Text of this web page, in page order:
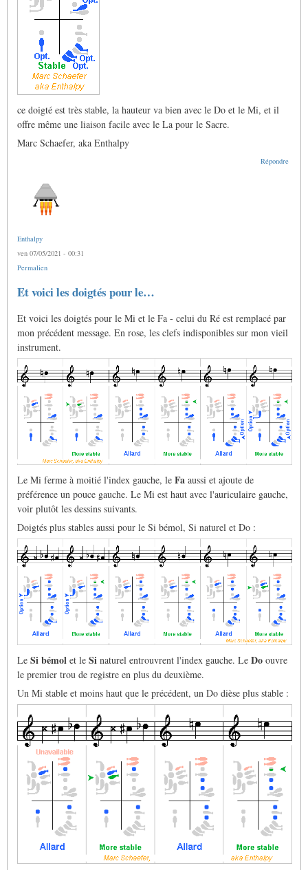
ce doigté est très stable, la hauteur va bien avec le Do et le Mi, et il
offre même une liaison facile avec le La pour le Sacre.
Marc Schaefer, aka Enthalpy
Répondre
Enthalpy
ven 07/05/2021 - 00:31
Permalien
Et voici les doigtés pour le…
Et voici les doigtés pour le Mi et le Fa - celui du Ré est remplacé par
mon précédent message. En rose, les clefs indisponibles sur mon vieil
instrument.
Le Mi ferme à moitié l'index gauche, le Fa aussi et ajoute de
préférence un pouce gauche. Le Mi est haut avec l'auriculaire gauche,
voir plutôt les dessins suivants.
Doigtés plus stables aussi pour le Si bémol, Si naturel et Do :
Le Si bémol et le Si naturel entrouvrent l'index gauche. Le Do ouvre
le premier trou de registre en plus du deuxième.
Un Mi stable et moins haut que le précédent, un Do dièse plus stable :